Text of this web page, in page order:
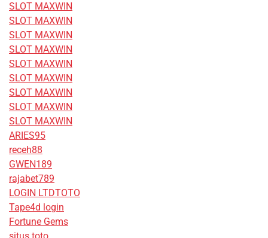
SLOT MAXWIN
SLOT MAXWIN
SLOT MAXWIN
SLOT MAXWIN
SLOT MAXWIN
SLOT MAXWIN
SLOT MAXWIN
SLOT MAXWIN
SLOT MAXWIN
ARIES95
receh88
GWEN189
rajabet789
LOGIN LTDTOTO
Tape4d login
Fortune Gems